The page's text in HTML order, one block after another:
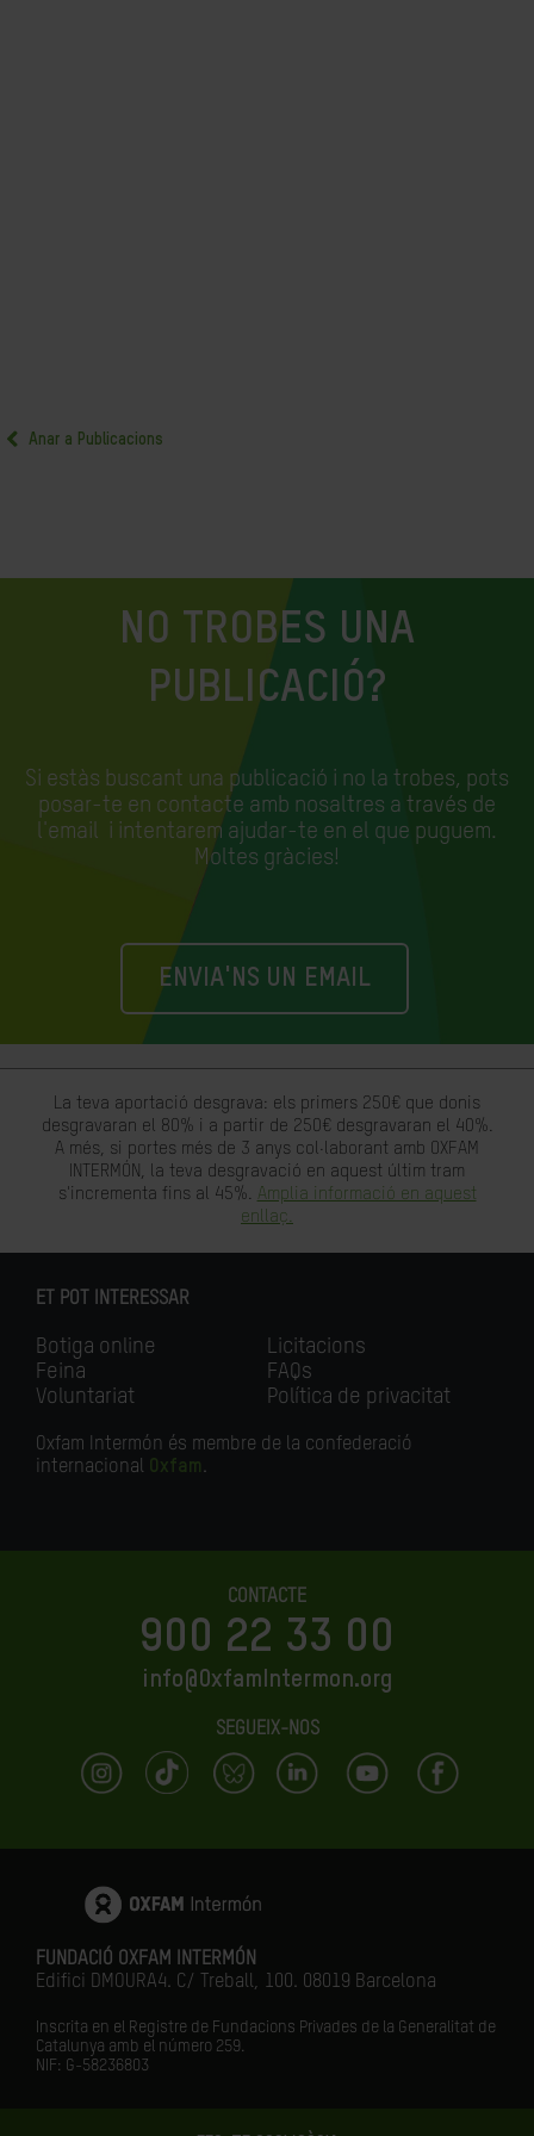
Anar a Publicacions
NO TROBES UNA
PUBLICACIÓ?
Si estàs buscant una publicació i no la trobes, pots
posar-te en contacte amb nosaltres a través de
l'email i intentarem ajudar-te en el que puguem.
Moltes gràcies!
ENVIA'NS UN EMAIL
La teva aportació desgrava: els primers 250€ que donis
desgravaran el 80% i a partir de 250€ desgravaran el 40%.
A més, si portes més de 3 anys col·laborant amb OXFAM
INTERMÓN, la teva desgravació en aquest últim tram
s'incrementa fins al 45%. Amplia informació en aquest
enllaç.
ET POT INTERESSAR
Botiga online
Feina
Voluntariat
Licitacions
FAQs
Política de privacitat
Oxfam Intermón és membre de la confederació
internacional Oxfam.
CONTACTE
900 22 33 00
info@OxfamIntermon.org
SEGUEIX-NOS
FUNDACIÓ OXFAM INTERMÓN
Edifici DMOURA4. C/ Treball, 100. 08019 Barcelona
Inscrita en el Registre de Fundacions Privades de la Generalitat de
Catalunya amb el número 259.
NIF: G-58236803